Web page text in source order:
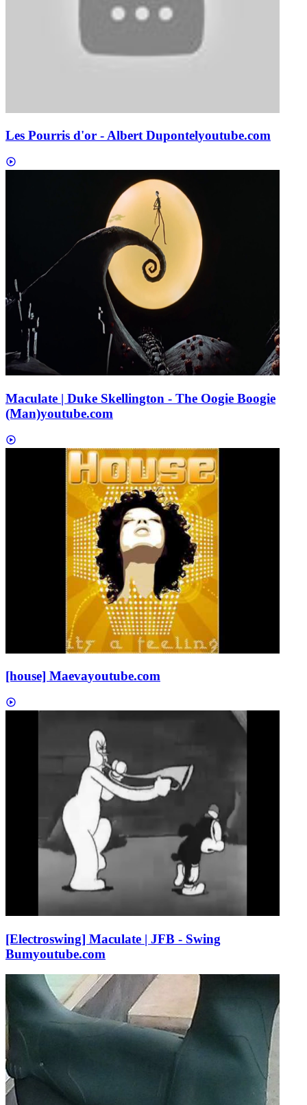
Les Pourris d'or - Albert Dupontelyoutube.com
Maculate | Duke Skellington - The Oogie Boogie
(Man)youtube.com
[house] Maevayoutube.com
[Electroswing] Maculate | JFB - Swing
Bumyoutube.com